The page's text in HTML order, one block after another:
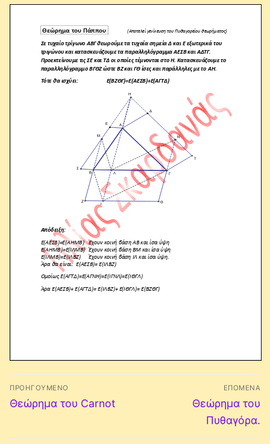
Πλοήγηση
άρθρων
ΠΡΟΗΓΟΎΜΕΝΟ
Προηγούμενο
Θεώρημα του Carnot
ΕΠΌΜΕΝΑ
Επόμενο
άρθρο:
Θεώρημα του
Πυθαγόρα.